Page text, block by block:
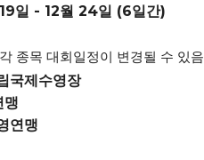
19일 - 12월 24일 (6일간)
종목 대회일정이 변경될 수 있음
국제수영장
맹
연맹